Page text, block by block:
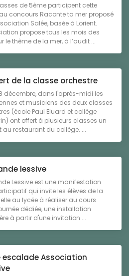
de 5ème participent cette
concours Raconte ta mer proposé
Salée, basée à Lorient.
propose tous les mois des
le thème de la mer, à l’audit ...
de la classe orchestre
décembre, dans l'après-midi les
et musiciens des deux classes
(école Paul Eluard et collège
ont offert à plusieurs classes un
au restaurant du collège. ...
lessive
Lessive est une manifestation
qui invite les élèves de la
au lycée à réaliser au cours
dédiée, une installation
à partir d'une invitation ...
escalade Association